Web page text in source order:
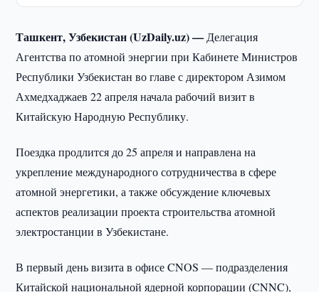
Ташкент, Узбекистан (UzDaily.uz) —Делегация
Агентства по атомной энергии при Кабинете Министров
Республики Узбекистан во главе с директором Азимом
Ахмедхаджаев 22 апреля начала рабочий визит в
Китайскую Народную Республику.
Поездка продлится до 25 апреля и направлена на
укрепление международного сотрудничества в сфере
атомной энергетики, а также обсуждение ключевых
аспектов реализации проекта строительства атомной
электростанции в Узбекистане.
В первый день визита в офисе CNOS — подразделения
Китайской национальной ядерной корпорации (CNNC),